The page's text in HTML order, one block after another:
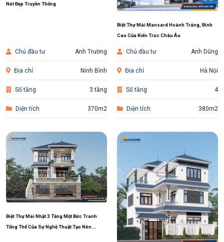
Nét Đẹp Truyền Thống
Chủ đầu tư Anh Trường
Địa chỉ Ninh Bình
Số tầng 3 tầng
Diện tích 370m2
Biệt Thự Mái Mansard Hoành Tráng, Đỉnh
Cao Của Kiến Trúc Châu Âu
Chủ đầu tư Anh Dũng
Địa chỉ Hà Nội
Số tầng 4
Diện tích 380m2
Biệt Thự Mái Nhật 3 Tầng Một Bức Tranh
Tổng Thể Của Sự Nghệ Thuật Tạo Nên...